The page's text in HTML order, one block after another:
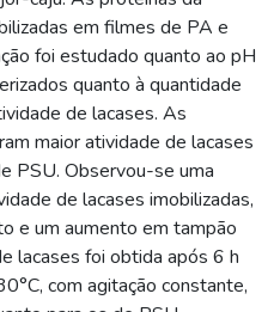
em filmes de PA e
foi estudado quanto ao pH
quanto à quantidade
de lacases. As
maior atividade de lacases
PSU. Observou-se uma
de lacases imobilizadas,
e um aumento em tampão
lacases foi obtida após 6 h
com agitação constante,